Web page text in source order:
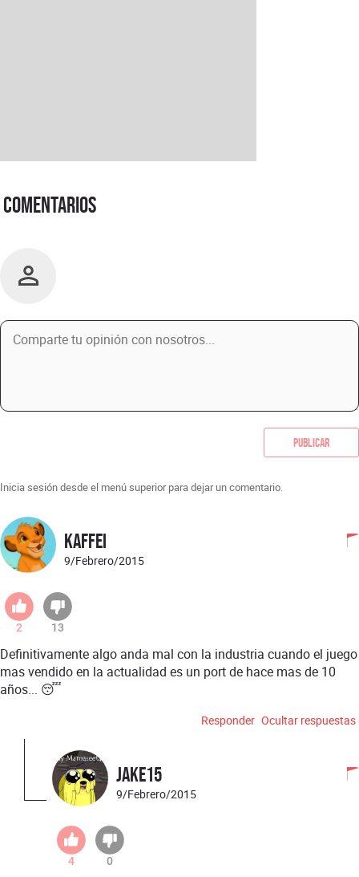
Comentarios
Publicar
Inicia sesión desde el menú superior para dejar un comentario.
Kaffei
9/Febrero/2015
2 13
Definitivamente algo anda mal con la industria cuando el juego
mas vendido en la actualidad es un port de hace mas de 10
años... 😴
Responder Ocultar respuestas
JAKE15
9/Febrero/2015
4 0